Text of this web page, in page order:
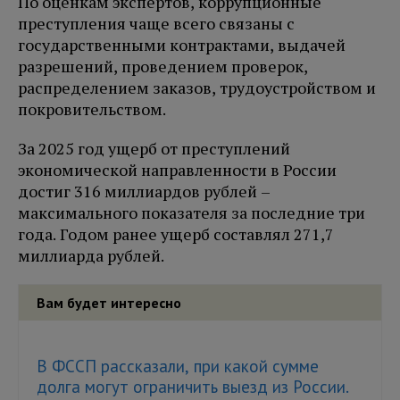
преступления чаще всего связаны с
государственными контрактами, выдачей
разрешений, проведением проверок,
распределением заказов, трудоустройством и
покровительством.
За 2025 год ущерб от преступлений
экономической направленности в России
достиг 316 миллиардов рублей –
максимального показателя за последние три
года. Годом ранее ущерб составлял 271,7
миллиарда рублей.
Вам будет интересно
В ФССП рассказали, при какой сумме
долга могут ограничить выезд из России.